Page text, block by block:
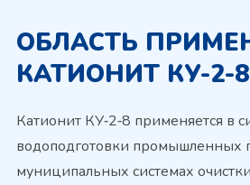
ОБЛАСТЬ
КАТИОНИТ КУ-2-8
Катионит КУ‑2‑8 применяется в
водоподготовки промышленных
муниципальных системах